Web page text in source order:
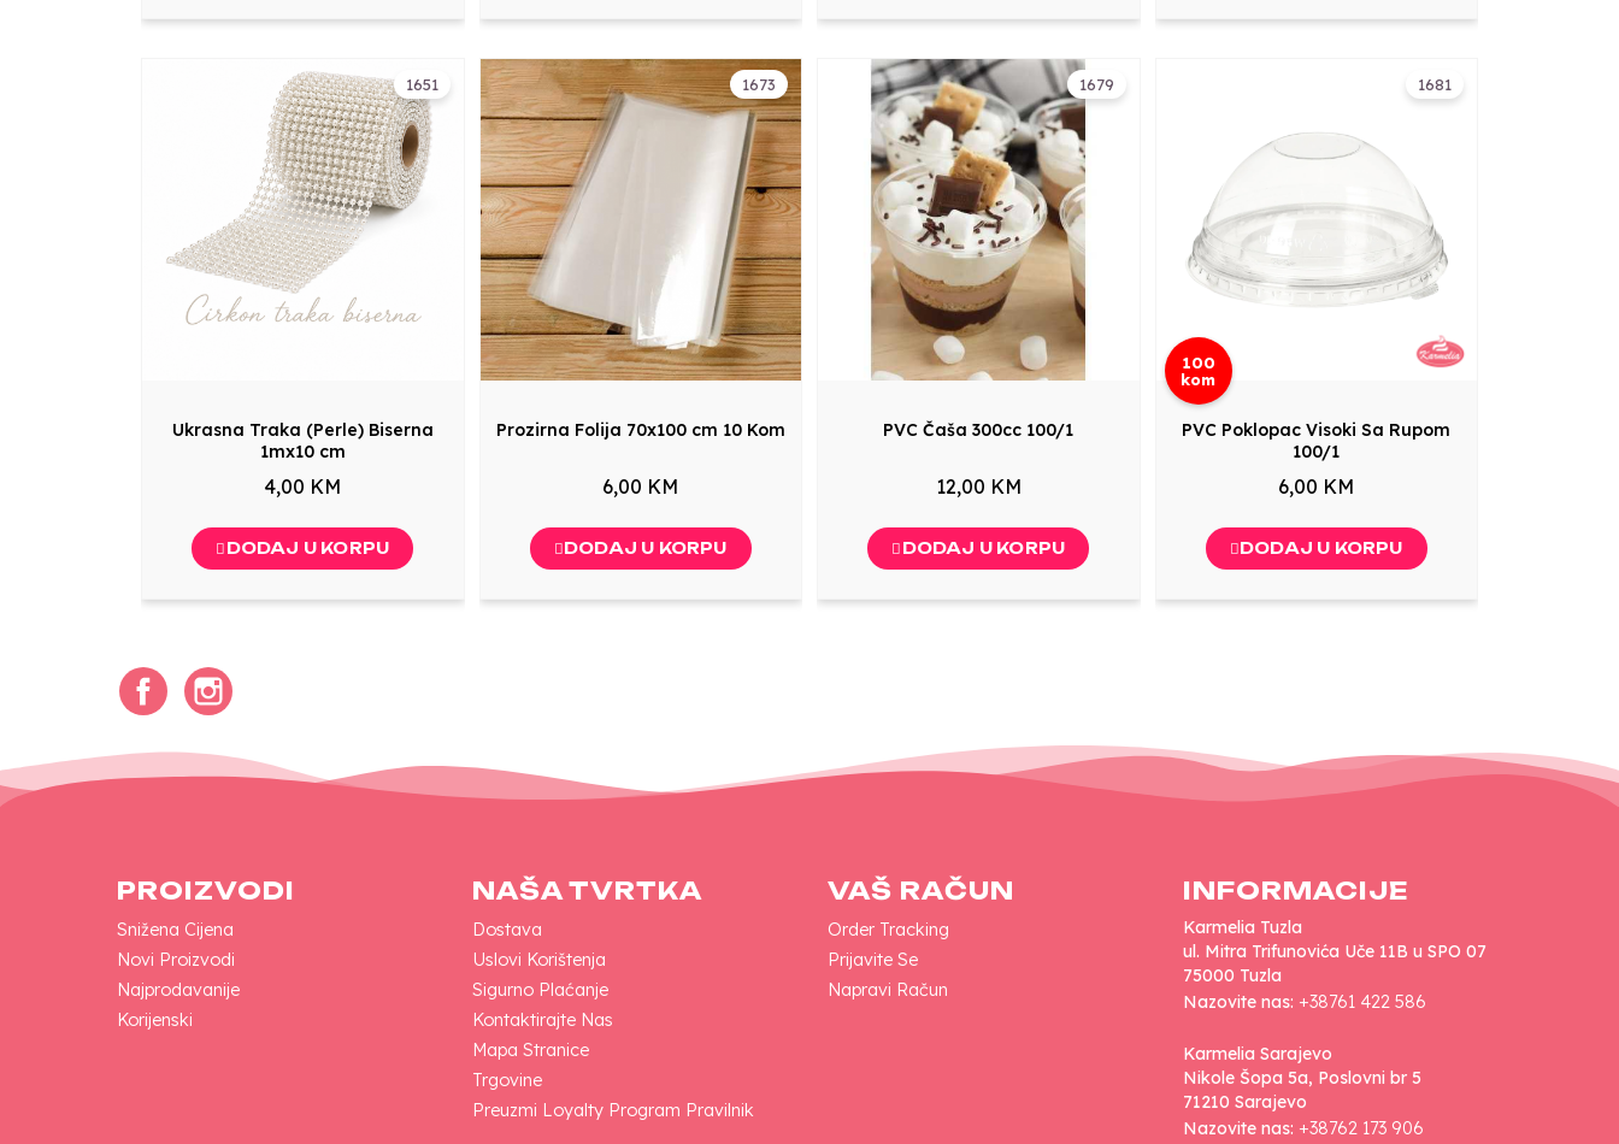
1651
Ukrasna Traka (Perle) Biserna
1mx10 cm
4,00 KM
DODAJ U KORPU
1673
Prozirna Folija 70x100 cm 10 Kom
6,00 KM
DODAJ U KORPU
1679
PVC Čaša 300cc 100/1
12,00 KM
DODAJ U KORPU
1681
100
kom
PVC Poklopac Visoki Sa Rupom
100/1
6,00 KM
DODAJ U KORPU
Facebook
PROIZVODI
Snižena Cijena
Novi Proizvodi
Najprodavanije
Korijenski
NAŠA TVRTKA
Dostava
Uslovi Korištenja
Sigurno Plaćanje
Kontaktirajte Nas
Mapa Stranice
Trgovine
Preuzmi Loyalty Program Pravilnik
VAŠ RAČUN
Order Tracking
Prijavite Se
Napravi Račun
INFORMACIJE
Karmelia Tuzla
ul. Mitra Trifunovića Uče 11B u SPO 07
75000 Tuzla
Nazovite nas: +38761 422 586
Karmelia Sarajevo
Nikole Šopa 5a, Poslovni br 5
71210 Sarajevo
Nazovite nas: +38762 173 906